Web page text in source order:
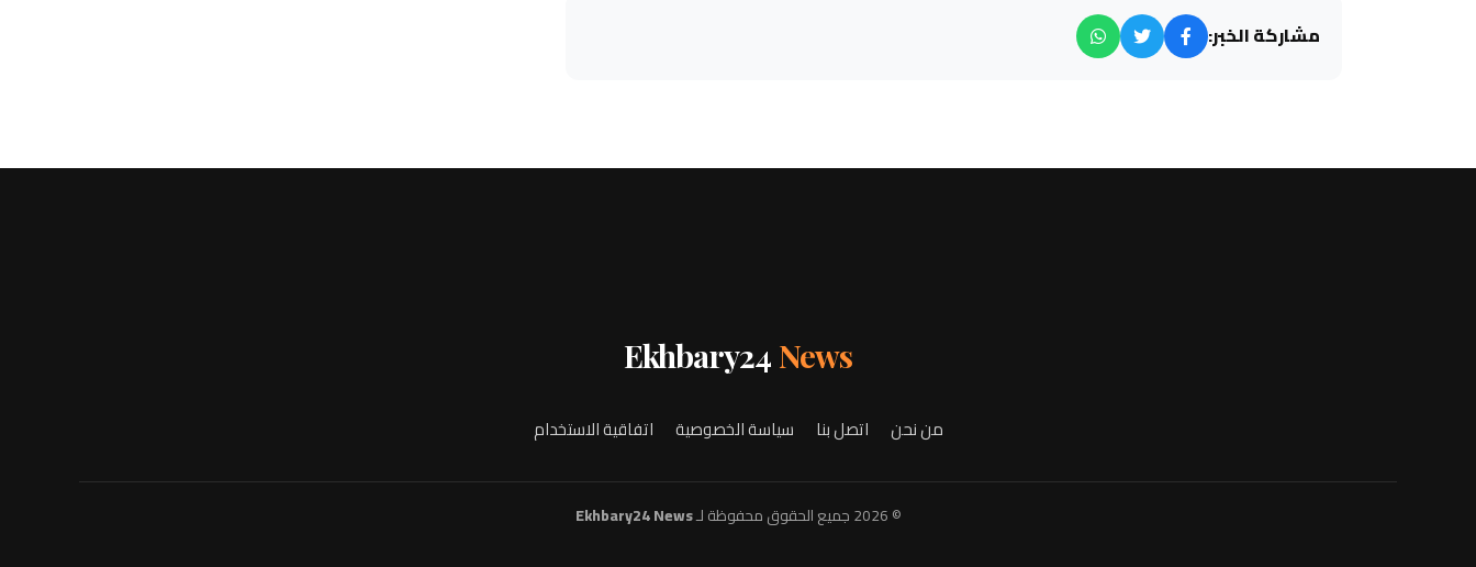
مشاركة الخبر:
Ekhbary24 News
من نحن اتصل بنا سياسة الخصوصية اتفاقية الاستخدام
© 2026 جميع الحقوق محفوظة لـ Ekhbary24 News